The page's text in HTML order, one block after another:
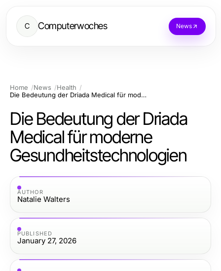
C Computerwoches News
Home News
Health
Die Bedeutung der Driada Medical für moderne Gesundheitstechnologien
Die Bedeutung der Driada
Medical für moderne
Gesundheitstechnologien
AUTHOR
Natalie Walters
PUBLISHED
January 27, 2026